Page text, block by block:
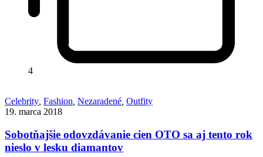
4
Celebrity Fashion Nezaradené Outfity
19. marca 2018
Sobotňajšie odovzdávanie cien OTO sa aj tento rok
nieslo v lesku diamantov